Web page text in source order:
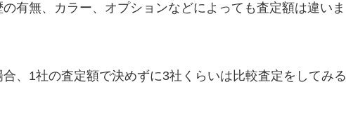
有無、カラー、オプションなどによっても査定額は違いま
、1社の査定額で決めずに3社くらいは比較査定をしてみる